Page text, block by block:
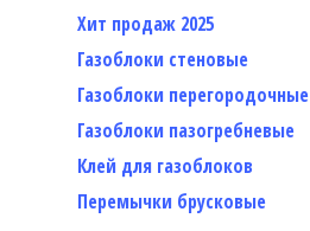
Хит продаж 2025
Газоблоки стеновые
Газоблоки перегородочные
Газоблоки пазогребневые
Клей для газоблоков
Перемычки брусковые